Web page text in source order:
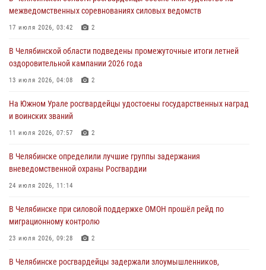
Росгвардейцы задержали трёх магазинных воров в Челябинске
На Южном Урале сотрудники Росгвардии задержали
подозреваемого в совершении убийства
В Челябинской области росгвардейцами по горячим следам
задержан подозреваемый в грабеже
межведомственных соревнованиях силовых ведомств
17 июля 2026, 03:42 2
В Челябинской области подведены промежуточные итоги летней
оздоровительной кампании 2026 года
13 июля 2026, 04:08 2
На Южном Урале росгвардейцы удостоены государственных наград
и воинских званий
11 июля 2026, 07:57 2
В Челябинске определили лучшие группы задержания
вневедомственной охраны Росгвардии
24 июля 2026, 11:14
В Челябинске при силовой поддержке ОМОН прошёл рейд по
миграционному контролю
23 июля 2026, 09:28 2
В Челябинске росгвардейцы задержали злоумышленников,